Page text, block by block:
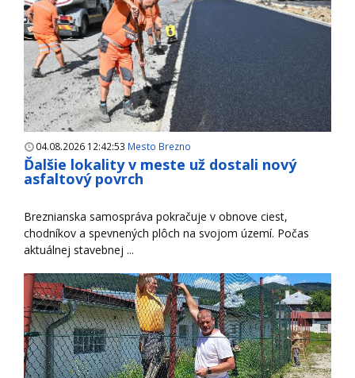
04.08.2026 12:42:53 Mesto Brezno
Ďalšie lokality v meste už dostali nový
asfaltový povrch
Breznianska samospráva pokračuje v obnove ciest,
chodníkov a spevnených plôch na svojom území. Počas
aktuálnej stavebnej ...